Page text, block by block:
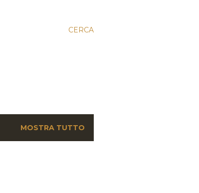
CERCA
MOSTRA TUTTO